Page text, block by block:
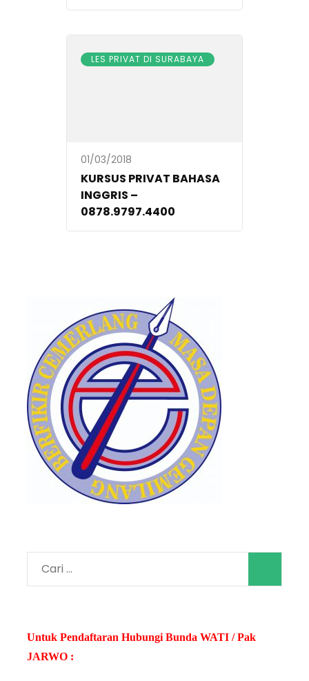
LES PRIVAT DI SURABAYA
01/03/2018
KURSUS PRIVAT BAHASA
INGGRIS –
0878.9797.4400
Cari
untuk:
Untuk Pendaftaran Hubungi Bunda WATI / Pak
JARWO :